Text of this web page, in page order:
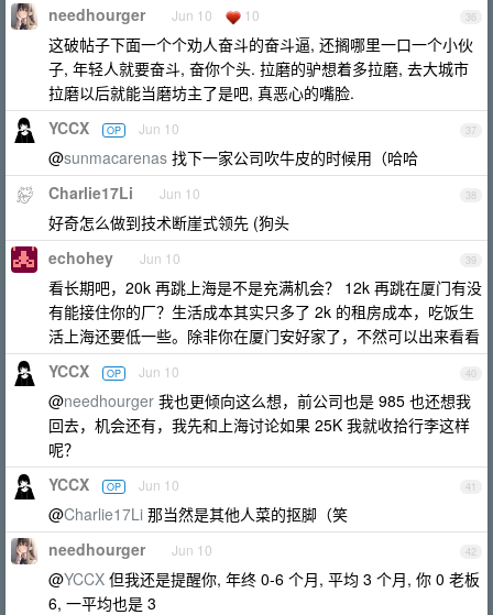
36
needhourger Jun 10 10
这破帖子下面一个个劝人奋斗的奋斗逼, 还搁哪里一口一个小伙
子, 年轻人就要奋斗, 奋你个头. 拉磨的驴想着多拉磨, 去大城市
拉磨以后就能当磨坊主了是吧, 真恶心的嘴脸.
37
YCCX OP Jun 10
@sunmacarenas 找下一家公司吹牛皮的时候用（哈哈
38
Charlie17Li Jun 10
好奇怎么做到技术断崖式领先 (狗头
39
echohey Jun 10
看长期吧，20k 再跳上海是不是充满机会？ 12k 再跳在厦门有没
有能接住你的厂？生活成本其实只多了 2k 的租房成本，吃饭生
活上海还要低一些。除非你在厦门安好家了，不然可以出来看看
40
YCCX OP Jun 10
@needhourger 我也更倾向这么想，前公司也是 985 也还想我
回去，机会还有，我先和上海讨论如果 25K 我就收拾行李这样
呢？
41
YCCX OP Jun 10
@Charlie17Li 那当然是其他人菜的抠脚（笑
42
needhourger Jun 10
@YCCX 但我还是提醒你, 年终 0-6 个月, 平均 3 个月, 你 0 老板
6, 一平均也是 3